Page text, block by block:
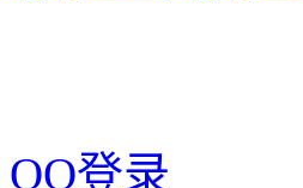
QQ登录